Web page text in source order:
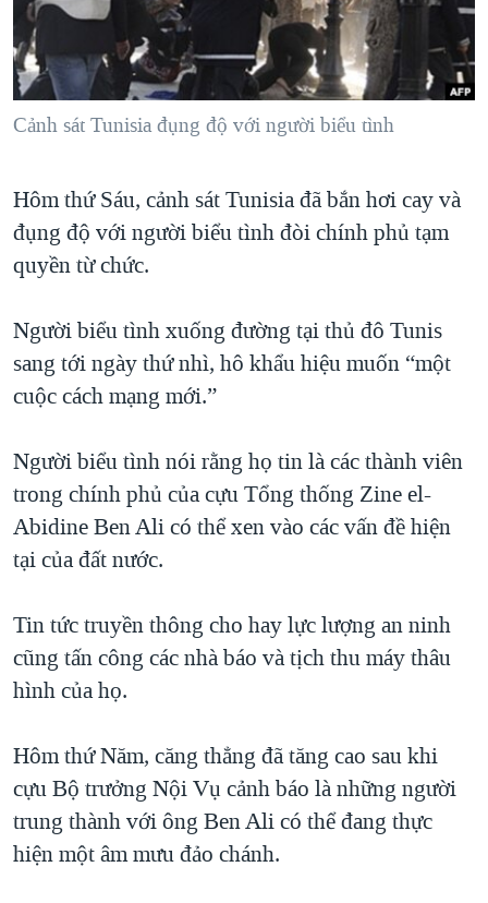
"Tìm"
NGƯỜI VIỆT HẢI NGOẠI
ĐỜI SỐNG
KINH TẾ
THỂ THAO
TẠI
HÀNH TRÌNH BẦU CỬ 2024
MỘT NĂM CHIẾN TRANH TẠI DẢI GAZA
GIẢI MÃ VÀNH ĐAI & CON ĐƯỜNG
TRỊNH VĨNH BÌNH - NGƯỜI HẠ 'BÊN THẮNG CUỘC'
GROUND ZERO – XƯA VÀ NAY
CÁC GIÁ TRỊ CỘNG HÒA Ở VIỆT NAM
THƯỢNG ĐỈNH TRUMP-KIM TẠI VIỆT NAM
TRỊNH VĨNH BÌNH VS. CHÍNH PHỦ VIỆT NAM
BÊN KIA QUỐC LỘ: TIẾNG VỌNG TỪ NÔNG THÔN MỸ
QUAN HỆ VIỆT MỸ
VIDEO
NGHE
MẠNG XÃ HỘI
Ngôn ngữ khác
Cảnh sát Tunisia đụng độ với người biểu tình
Hôm thứ Sáu, cảnh sát Tunisia đã bắn hơi cay và
đụng độ với người biểu tình đòi chính phủ tạm
quyền từ chức.
Người biểu tình xuống đường tại thủ đô Tunis
sang tới ngày thứ nhì, hô khẩu hiệu muốn “một
cuộc cách mạng mới.”
Người biểu tình nói rằng họ tin là các thành viên
trong chính phủ của cựu Tổng thống Zine el-
Abidine Ben Ali có thể xen vào các vấn đề hiện
tại của đất nước.
Tin tức truyền thông cho hay lực lượng an ninh
cũng tấn công các nhà báo và tịch thu máy thâu
hình của họ.
Hôm thứ Năm, căng thẳng đã tăng cao sau khi
cựu Bộ trưởng Nội Vụ cảnh báo là những người
trung thành với ông Ben Ali có thể đang thực
hiện một âm mưu đảo chánh.